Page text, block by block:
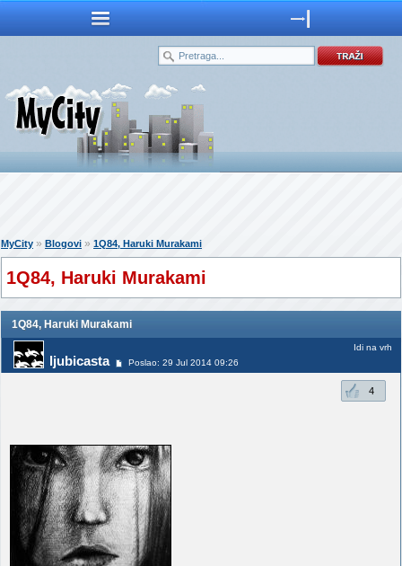
MyCity » Blogovi » 1Q84, Haruki Murakami
1Q84, Haruki Murakami
1Q84, Haruki Murakami
ljubicasta Poslao: 29 Jul 2014 09:26
Idi na vrh
4